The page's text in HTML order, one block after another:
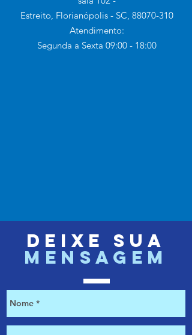
Estreito, Florianópolis - SC, 88070-310
Atendimento:
Segunda a Sexta 09:00 - 18:00
deixe sua
mensagem